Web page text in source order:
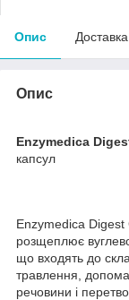
Опис Доставка
Опис
Enzymedica
капсул
Enzymedica
розщеплює
що входять до
травлення,
речовини і